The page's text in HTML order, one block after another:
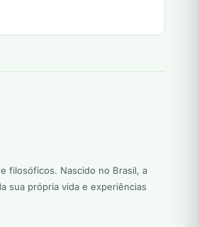
filosóficos. Nascido no Brasil, a
sua própria vida e experiências